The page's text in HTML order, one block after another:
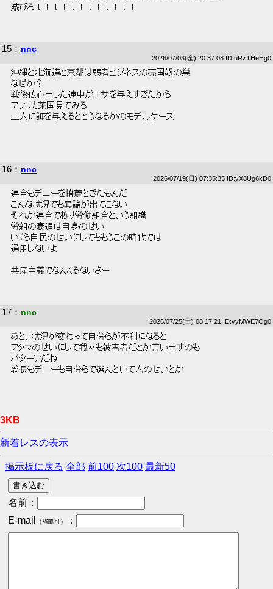
滅びろ！！！！！！！！！！！！
15 ： nnc
2026/07/03(金) 20:37:08 ID:uRzTHeHg0
沖縄と北海道と京都は弱者ビジネスの売国奴の巣
なぜか？
戦後仏心出した連中がエサを与えすぎたから
アフリカ某国見てみろ
土人に餌を与えるとどうなるかのモデルケース
16 ： nnc
2026/07/19(日) 07:35:35 ID:yX8Ug6kD0
連合もデニーを推薦ときたもんだ
こんな状況でも異論が出てこない
それが連合であり労働組合という組織
労組の衰退は自身のせい
いくら自民のせいにしてももうこの時代では
通用しないよ
共産主義でなんくるないさー
17 ： nnc
2026/07/25(土) 08:17:21 ID:vyMWE7Og0
あと、状況が変わって自分らが不利になると
アタマのせいにして我々も被害者だとか言い出すのも
パターンだね
翁長もデニーも自分らで選んどいて人のせいとか
3KB
新着レスの表示
掲示板に戻る 全部 前100 次100 最新50
名前：
E-mail
（省略可） ：